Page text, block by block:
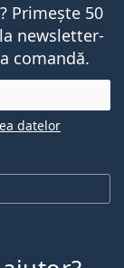
Primește 50
newsletter-
comandă.
datelor